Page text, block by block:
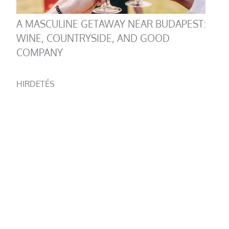
A MASCULINE GETAWAY NEAR BUDAPEST:
WINE, COUNTRYSIDE, AND GOOD
COMPANY
HIRDETÉS